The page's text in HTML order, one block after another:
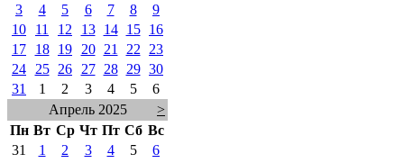
3
4 5 6 7 8
9
10
11 12 13 14 15
16
17
18 19 20 21 22
23
24
25 26 27 28 29 30
31
1 2 3 4 5
6
Апрель 2025
>
Пн Вт Ср Чт Пт Сб Вс
31
1 2 3 4 5
6